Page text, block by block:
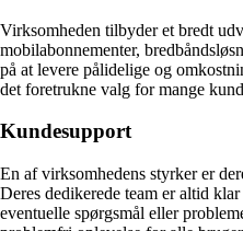
Virksomheden tilbyder et bredt
mobilabonnementer,
på at levere pålidelige og
det foretrukne valg for mange
Kundesupport
En af virksomhedens styrker er
Deres dedikerede team er altid
eventuelle spørgsmål eller